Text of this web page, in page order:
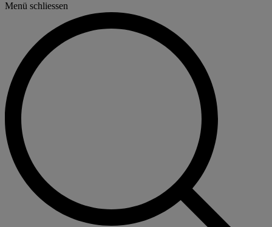
Menü schliessen